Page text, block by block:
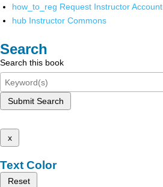
how_to_reg Request Instructor Account
hub Instructor Commons
Search
Search this book
Submit Search
x
Text Color
Reset